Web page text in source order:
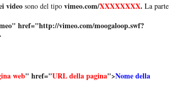
video sono del tipo vimeo.com/XXXXXXXX. La parte
href="http://vimeo.com/moogaloop.swf?
web" href="URL della pagina">Nome della